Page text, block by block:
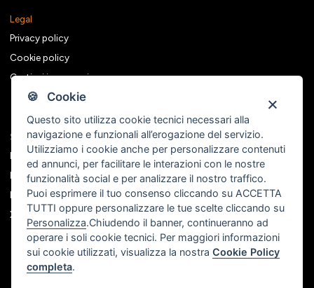
🍪 Cookie
Questo sito utilizza cookie tecnici necessari alla
navigazione e funzionali all’erogazione del servizio.
Utilizziamo i cookie anche per personalizzare contenuti
ed annunci, per facilitare le interazioni con le nostre
funzionalità social e per analizzare il nostro traffico.
Puoi esprimere il tuo consenso cliccando su ACCETTA
TUTTI oppure personalizzare le tue scelte cliccando su
Personalizza.Chiudendo il banner, continueranno ad
operare i soli cookie tecnici. Per maggiori informazioni
sui cookie utilizzati, visualizza la nostraCookie Policy
completa.
Legal
Privacy policy
Cookie policy
Gestisci i consensi
Seguici sui social
Facebook
Instagram
Linkedin
X